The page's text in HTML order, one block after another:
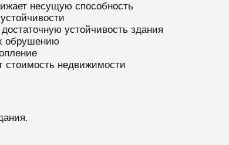
несущую способность
устойчивость здания
обрушению
стоимость недвижимости